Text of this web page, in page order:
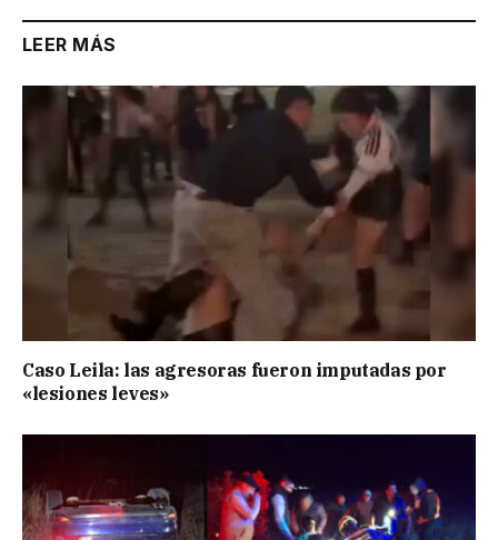
LEER MÁS
Caso Leila: las agresoras fueron imputadas por
«lesiones leves»